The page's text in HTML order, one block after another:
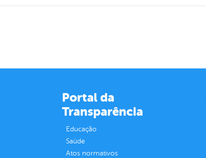
Portal da
Transparência
Educação
Saúde
Atos normativos